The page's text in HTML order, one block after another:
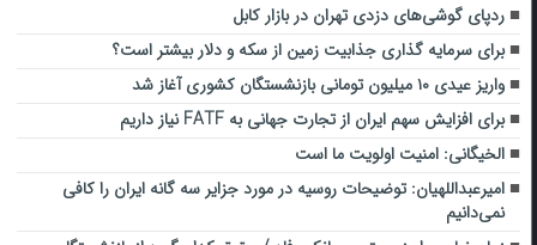
ردپای گوشی‌های دزدی تهران در بازار کابل
برای سرمایه گذاری جذابیت زمین از سکه و دلار بیشتر است؟
واریز عیدی ۱۰ میلیون تومانی بازنشستگان کشوری آغاز شد
برای افزایش سهم ایران از تجارت جهانی به FATF نیاز داریم
الخیگانی: امنیت اولویت ما است
امیرعبداللهیان: توضیحات روسیه در مورد جزایر سه گانه ایران را کافی
نمی‌دانیم